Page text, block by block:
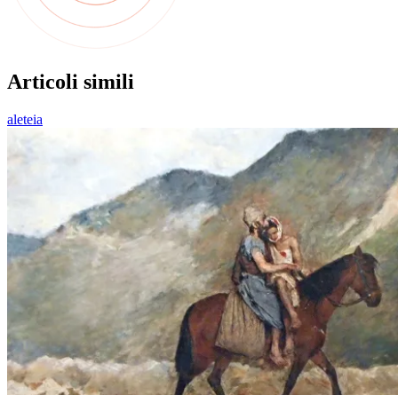
Articoli simili
aleteia